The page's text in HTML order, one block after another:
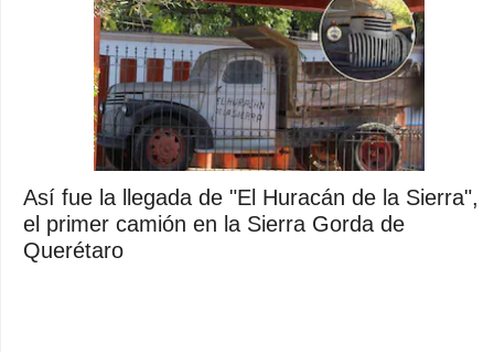
Así fue la llegada de "El Huracán de la Sierra",
el primer camión en la Sierra Gorda de
Querétaro